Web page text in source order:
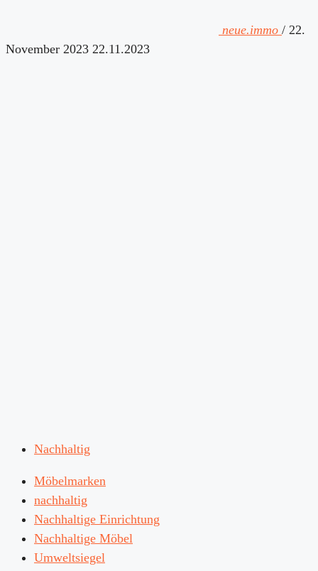
neue.immo / 22.
November 2023 22.11.2023
Nachhaltig
Möbelmarken
nachhaltig
Nachhaltige Einrichtung
Nachhaltige Möbel
Umweltsiegel